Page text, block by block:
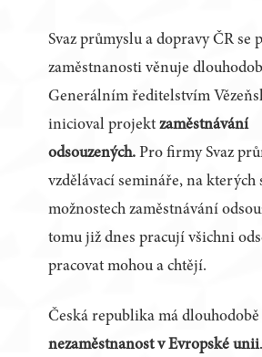
Svaz průmyslu a dopravy ČR se
zaměstnanosti věnuje
Generálním ředitelstvím
inicioval projektzaměstnávání
odsouzených. Pro firmy Svaz
vzdělávací semináře, na kterých
možnostech zaměstnávání
tomu již dnes pracují všichni
pracovat mohou a chtějí.
Česká republika má
nezaměstnanost v Evropské unii